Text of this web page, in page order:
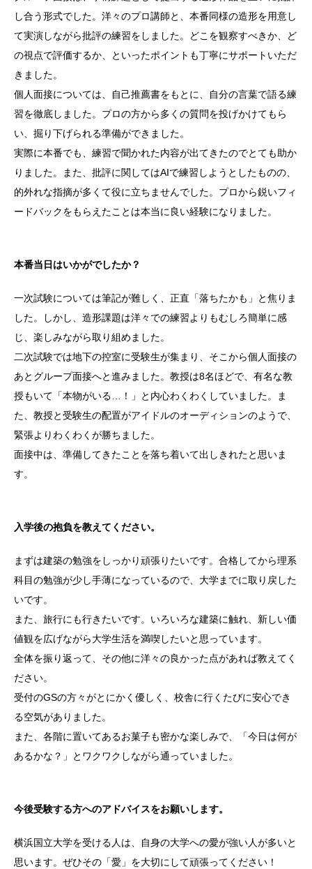
し合う形式でした。洋々のプロ講師と、本番同様の造形を用意し
て実演しながら批評の練習をしました。どこを観察すべきか、ど
の視点で評価するか、といったポイントも丁寧にサポートいただ
きました。
個人面接については、自己推薦書をもとに、自分の言葉で語る練
習を徹底しました。プロの方から多くの質問を投げかけてもら
い、掘り下げられる準備ができました。
実際に本番でも、練習で聞かれた内容が出てきたのでとても助か
りました。また、批評に関してはAIで練習しようとしたものの、
的外れな指摘が多くて役に立ちませんでした。プロから鋭いフィ
ードバックをもらえたことは本当に良い経験になりました。
本番当日はいかがでしたか？
一次試験については筆記が難しく、正直「落ちたかも」と焦りま
した。しかし、造形課題は洋々での練習よりもむしろ簡単に感
じ、楽しみながら取り組めました。
二次試験では地下の控室に受験生が集まり、そこから個人面接の
あとグループ面接へと進みました。教授は8名ほどで、有名な教
授もいて「本物がいる…！」と内心わくわくしていました。ま
た、教授と受験生の配置がアイドルのオーディションのようで、
緊張よりわくわくが勝ちました。
面接中は、準備してきたことを落ち着いて出しきれたと思いま
す。
入学後の抱負を教えてください。
まずは建築の勉強をしっかり頑張りたいです。合格してから理系
科目の勉強が少し手薄になっているので、大学までに取り戻した
いです。
また、旅行にも行きたいです。いろいろな建築に触れ、新しい価
値観を広げながら大学生活を満喫したいと思っています。
全体を振り返って、その他に洋々の良かった点があれば教えてく
ださい。
受付のGSの方々がとにかく優しく、校舎に行くたびに安心でき
る空気がありました。
また、各階に置いてあるお菓子も密かな楽しみで、「今日は何が
あるかな？」とワクワクしながら通っていました。
今後受験する方へのアドバイスをお願いします。
横浜国立大学を受ける人は、自身の大学への愛が強い人が多いと
思います。ぜひその「愛」を大切にして頑張ってください！